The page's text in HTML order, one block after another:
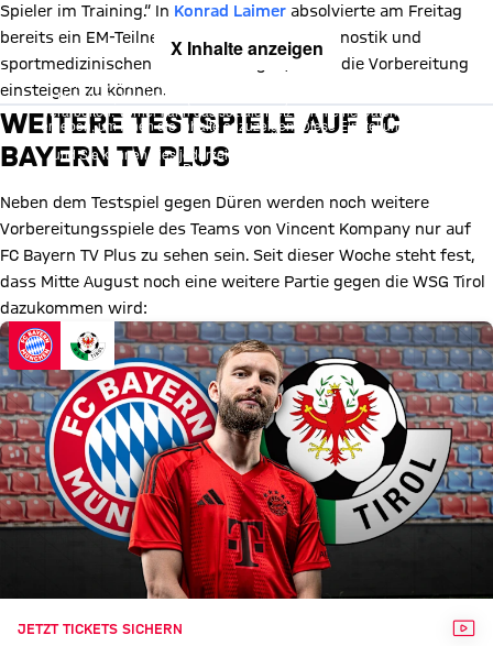
Spieler im Training.“ In Konrad Laimer absolvierte am Freitag
bereits ein EM-Teilnehmer die Leistungsdiagnostik und
sportmedizinischen Untersuchungen, um in die Vorbereitung
einsteigen zu können.
X Inhalte anzeigen
Mit Klick auf den Button ermöglichen Sie es diesem sozialen
Netzwerk, Ihre Daten (z. B. IP-Adresse) mit Hilfe von Cookies zu
verarbeiten. Vorher kann das soziale Netzwerk keine Daten über Sie
erheben, um Ihnen die Inhalte anzuzeigen. Diese Einstellung wird für
alle Inhalte des sozialen Netzwerks auf unserer Website gespeichert
und Sie können dies jederzeit in der
ändern. Details:Datenschutzerklärung
WEITERE TESTSPIELE AUF FC
BAYERN TV PLUS
Neben dem Testspiel gegen Düren werden noch weitere
Vorbereitungsspiele des Teams von Vincent Kompany nur auf
FC Bayern TV Plus zu sehen sein. Seit dieser Woche steht fest,
dass Mitte August noch eine weitere Partie gegen die WSG Tirol
dazukommen wird:
JETZT TICKETS SICHERN